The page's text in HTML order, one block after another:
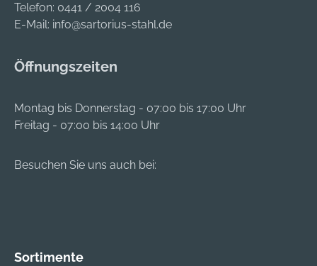
Telefon: 0441 / 2004 116
E-Mail: info@sartorius-stahl.de
Öffnungszeiten
Montag bis Donnerstag - 07:00 bis 17:00 Uhr
Freitag - 07:00 bis 14:00 Uhr
Besuchen Sie uns auch bei:
Sortimente